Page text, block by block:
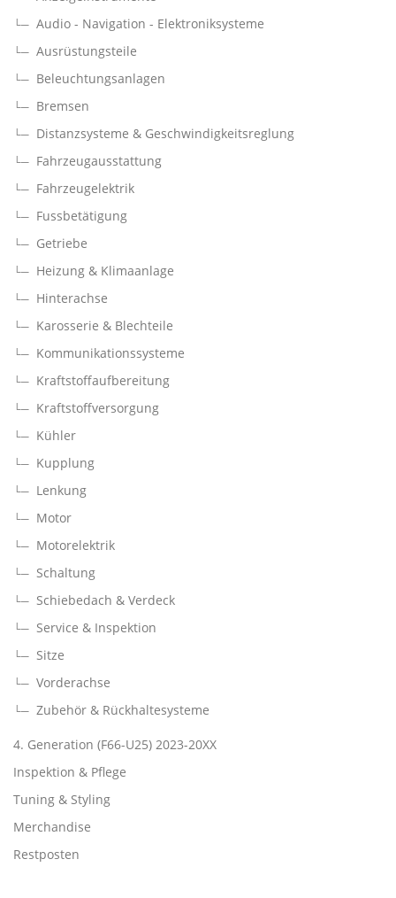
Audio - Navigation - Elektroniksysteme
Ausrüstungsteile
Beleuchtungsanlagen
Bremsen
Distanzsysteme & Geschwindigkeitsreglung
Fahrzeugausstattung
Fahrzeugelektrik
Fussbetätigung
Getriebe
Heizung & Klimaanlage
Hinterachse
Karosserie & Blechteile
Kommunikationssysteme
Kraftstoffaufbereitung
Kraftstoffversorgung
Kühler
Kupplung
Lenkung
Motor
Motorelektrik
Schaltung
Schiebedach & Verdeck
Service & Inspektion
Sitze
Vorderachse
Zubehör & Rückhaltesysteme
4. Generation (F66-U25) 2023-20XX
Inspektion & Pflege
Tuning & Styling
Merchandise
Restposten